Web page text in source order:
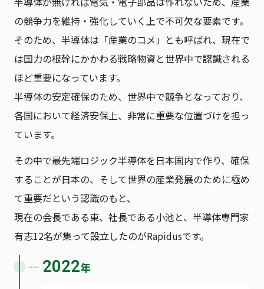
の競争力を維持・強化していく上で不可欠な要素です。
そのため、半導体は「産業のコメ」とも呼ばれ、現在で
は国力の根幹にかかわる戦略物資と世界中で認識される
ほど重要になっています。
半導体の安定確保のため、世界中で競争となっており、
各国において経済安保上、非常に重要な位置づけを担っ
ています。
その中で最先端ロジック半導体を日本国内で作り、確保
することが日本の、そして世界の産業発展のために極め
て重要だという認識のもと、
現在の会長である東、社長である小池と、半導体専門家
有志12名が集って設立したのがRapidusです。
2022年